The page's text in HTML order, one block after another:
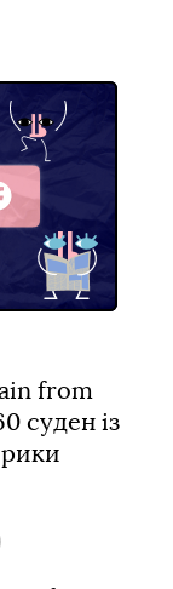
from
суден із